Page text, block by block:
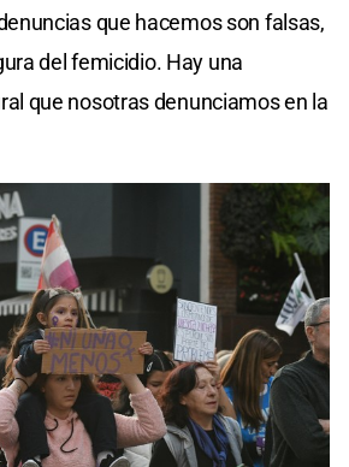
que hacemos son falsas,
del femicidio. Hay una
que nosotras denunciamos en la